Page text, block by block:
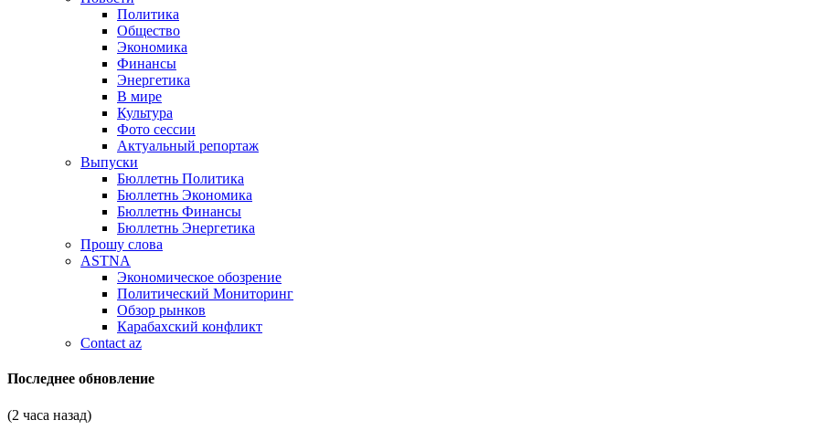
Политика
Общество
Экономика
Финансы
Энергетика
В мире
Культура
Фото сессии
Актуальный репортаж
Выпуски
Бюллетнь Политика
Бюллетнь Экономика
Бюллетнь Финансы
Бюллетнь Энергетика
Прошу слова
ASTNA
Экономическое обозрение
Политический Мониторинг
Обзор рынков
Карабахский конфликт
Contact az
Последнее обновление
(2 часа назад)